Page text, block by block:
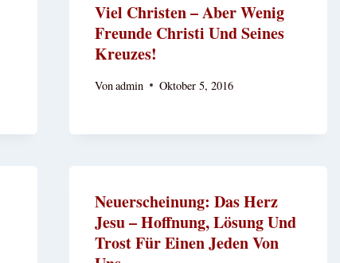
Viel Christen – Aber Wenig
Freunde Christi Und Seines
Kreuzes!
Vonadmin Oktober 5, 2016
Neuerscheinung: Das Herz
Jesu – Hoffnung, Lösung Und
Trost Für Einen Jeden Von